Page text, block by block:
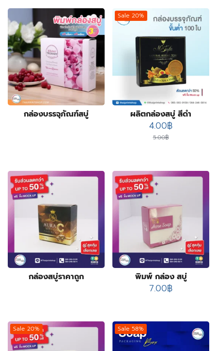
products
กล่องแบบฝาเปิดหน้า 22
products
กล่องแบบสไลด์ 1010
products
ฉลากสินค้า
14
products
ซองกระดาษ 11
product
ซองฟอยล์ 44
products
ถุงกระดาษ 7272
products
ถุงกระดาษสำเร็จรูป 22
products
ปฏิทิน 22
products
ป้ายกล่องไฟ 1414
products
ป้ายฉลุลาย 33
products
หูหิ้วแก้วกระดาษ 22
ออกแบบบรรจุภัณฑ์
โบรชัวร์ แผ่นพับ ใบปลิว
products
โปสการ์ด การ์ดแต่งงาน
products
กล่องบรรจุภัณฑ์สบู่
Sale 20%
ผลิตกล่องสบู่ สีดำ
5.00฿
Original
price
4.00฿Current
กล่องสบู่ราคาถูก พิมพ์ กล่อง สบู่
7.00฿
Sale 20% Sale 58%